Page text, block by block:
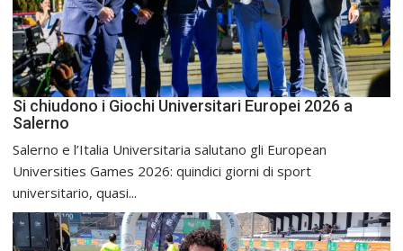
Si chiudono i Giochi Universitari Europei 2026 a
Salerno
Salerno e l’Italia Universitaria salutano gli European
Universities Games 2026: quindici giorni di sport
universitario, quasi...